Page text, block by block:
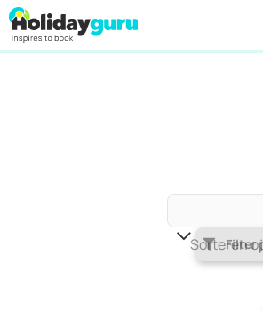
Filter
Sorteren